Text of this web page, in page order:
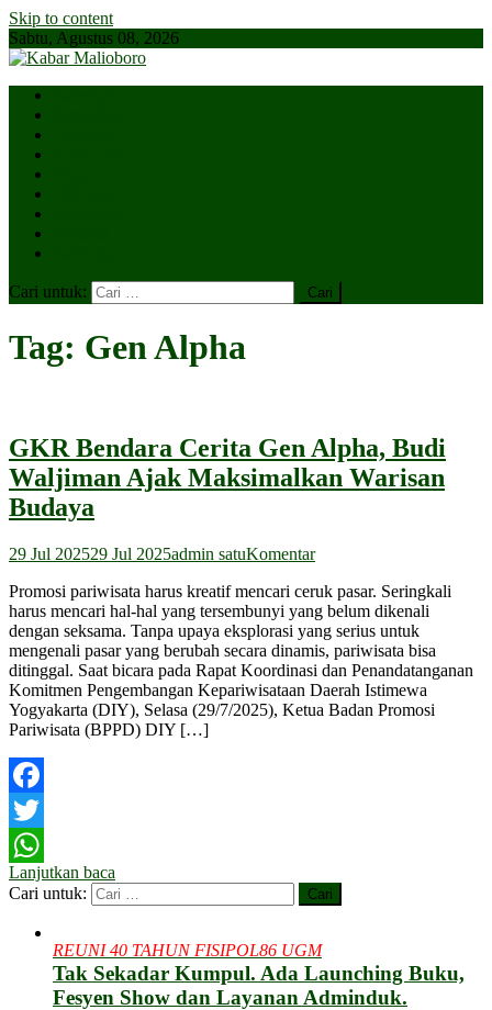
Skip to content
Sabtu, Agustus 08, 2026
Cari untuk:
Tag: Gen Alpha
GKR Bendara Cerita Gen Alpha, Budi
Waljiman Ajak Maksimalkan Warisan
Budaya
29 Jul 202529 Jul 2025admin satuKomentar
Promosi pariwisata harus kreatif mencari ceruk pasar. Seringkali
harus mencari hal-hal yang tersembunyi yang belum dikenali
dengan seksama. Tanpa upaya eksplorasi yang serius untuk
mengenali pasar yang berubah secara dinamis, pariwisata bisa
ditinggal. Saat bicara pada Rapat Koordinasi dan Penandatanganan
Komitmen Pengembangan Kepariwisataan Daerah Istimewa
Yogyakarta (DIY), Selasa (29/7/2025), Ketua Badan Promosi
Pariwisata (BPPD) DIY […]
Facebook
Twitter
WhatsApp
Lanjutkan baca
Cari untuk:
REUNI 40 TAHUN FISIPOL86 UGM
Tak Sekadar Kumpul. Ada Launching Buku,
Fesyen Show dan Layanan Adminduk.